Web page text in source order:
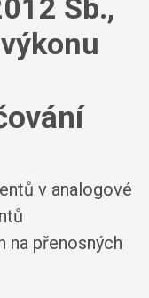
Sb.,
v analogové
na přenosných